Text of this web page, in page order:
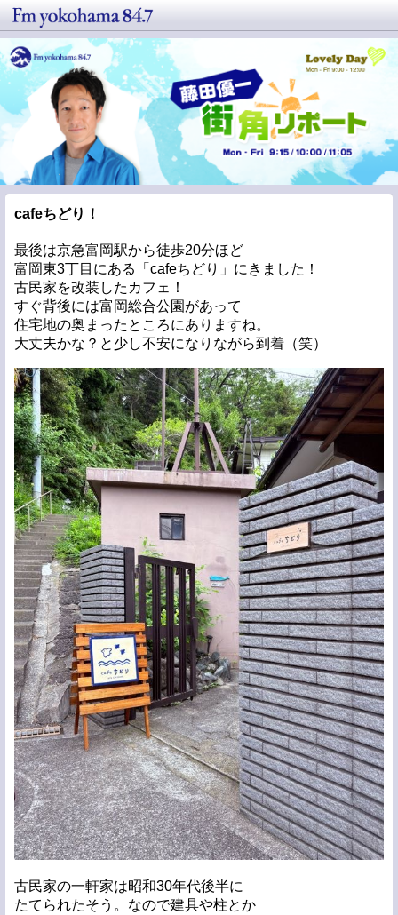
cafeちどり！
最後は京急富岡駅から徒歩20分ほど
富岡東3丁目にある「cafeちどり」にきました！
古民家を改装したカフェ！
すぐ背後には富岡総合公園があって
住宅地の奥まったところにありますね。
大丈夫かな？と少し不安になりながら到着（笑）
古民家の一軒家は昭和30年代後半に
たてられたそう。なので建具や柱とか